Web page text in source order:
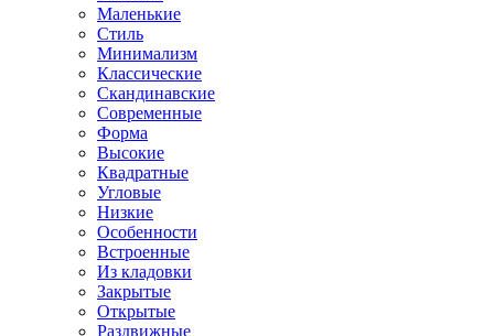
Маленькие
Стиль
Минимализм
Классические
Скандинавские
Современные
Форма
Высокие
Квадратные
Угловые
Низкие
Особенности
Встроенные
Из кладовки
Закрытые
Открытые
Раздвижные